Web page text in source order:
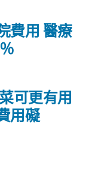
可更有用
用礙
費用 醫療